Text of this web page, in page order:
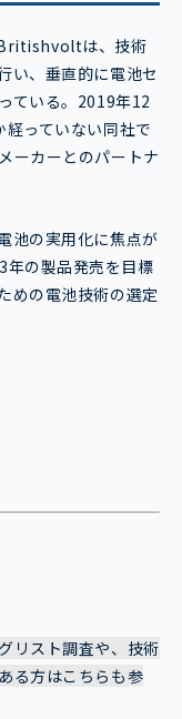
Britishvoltは、技術
い、垂直的に電池セ
ている。2019年12
っていない同社で
ーカーとのパートナ
池の実用化に焦点が
の製品発売を目標
めの電池技術の選定
リスト調査や、技術
る方はこちらも参